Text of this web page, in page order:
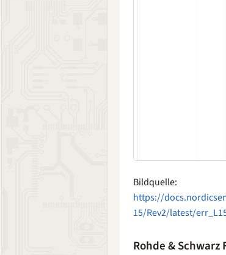
Bildquelle:
https://
15/Rev2/latest/
Rohde &